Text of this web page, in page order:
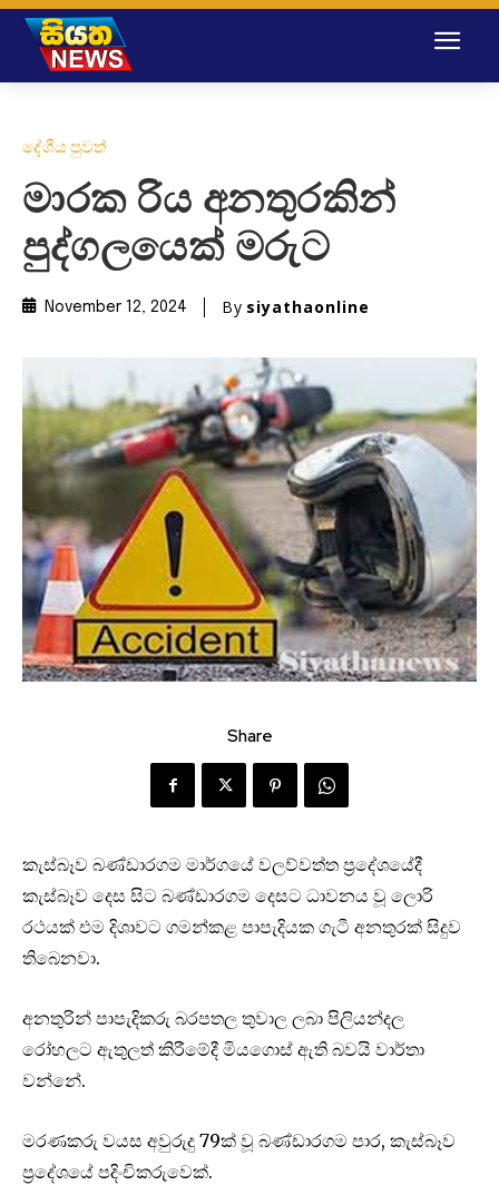
දේශීය පුවත්
මාරක රිය අනතුරකින්
පුද්ගලයෙක් මරුට
November 12, 2024 By siyathaonline
Share
කැස්බෑව බණ්ඩාරගම මාර්ගයේ වලව්වත්ත ප්‍රදේශයේදී
කැස්බෑව දෙස සිට බණ්ඩාරගම දෙසට ධාවනය වූ ලොරි
රථයක් එම දිශාවට ගමන්කළ පාපැදියක ගැටී අනතුරක් සිදුව
තිබෙනවා.
අනතුරින් පාපැදිකරු බරපතල තුවාල ලබා පිලියන්දල
රෝහලට ඇතුලත් කිරීමේදී මියගොස් ඇති බවයි වාර්තා
වන්නේ.
මරණකරු වයස අවුරුදු 79ක් වූ බණ්ඩාරගම පාර, කැස්බෑව
ප්‍රදේශයේ පදිංචිකරුවෙක්.